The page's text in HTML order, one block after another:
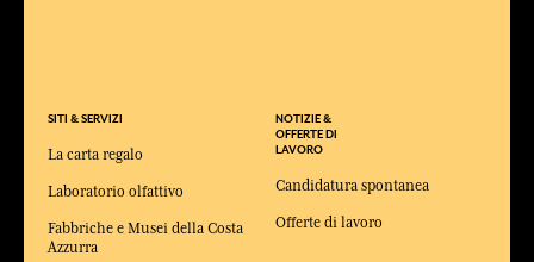
SITI & SERVIZI
La carta regalo
Laboratorio olfattivo
Fabbriche e Musei della Costa
Azzurra
NOTIZIE &
OFFERTE DI
LAVORO
Candidatura spontanea
Offerte di lavoro